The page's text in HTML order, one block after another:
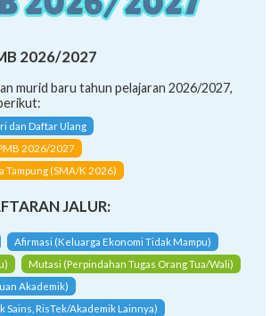
2026/2027
murid baru tahun pelajaran 2026/2027,
dan Daftar Ulang
2026/2027
Tampung (SMA/K 2026)
JALUR:
Afirmasi (Keluarga Ekonomi Tidak Mampu)
Mutasi (Perpindahan Tugas Orang Tua/Wali)
Akademik)
Sains, RisTek/Akademik Lainnya)